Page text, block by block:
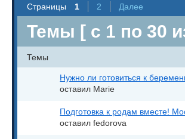
Страницы 1 2 Далее
Темы [ с 1 по 30
Темы
Нужно ли готовиться к
оставил Marie
Подготовка к родам вместе!
оставил fedorova